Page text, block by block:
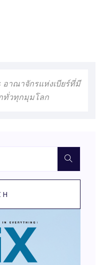
อาณาจักรแห่งเบียร์ที่มี
ทั่วทุกมุมโลก